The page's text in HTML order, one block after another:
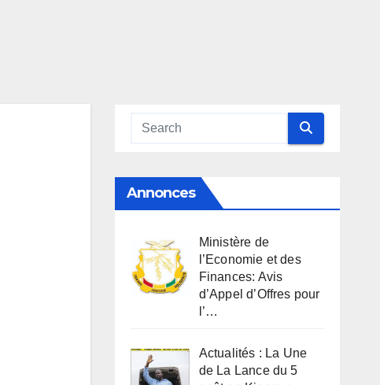
Annonces
Ministère de
l’Economie et des
Finances: Avis
d’Appel d’Offres pour
l’…
Actualités : La Une
de La Lance du 5